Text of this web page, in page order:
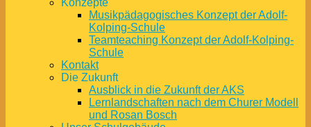
Konzepte
Musikpädagogisches Konzept der Adolf-
Kolping-Schule
Teamteaching Konzept der Adolf-Kolping-
Schule
Kontakt
Die Zukunft
Ausblick in die Zukunft der AKS
Lernlandschaften nach dem Churer Modell
und Rosan Bosch